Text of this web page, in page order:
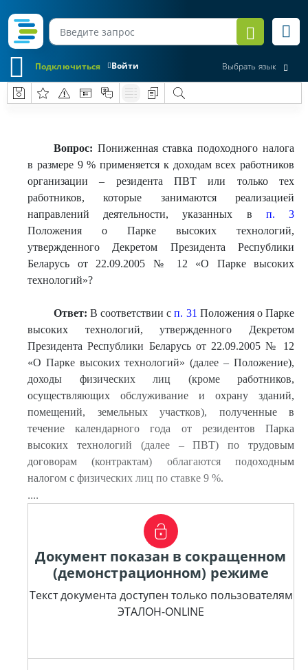
Войти
Подключиться Выбрать язык
Вопрос: Пониженная ставка подоходного налога
в размере 9 % применяется к доходам всех работников
организации – резидента ПВТ или только тех
работников, которые занимаются реализацией
направлений деятельности, указанных в п. 3
Положения о Парке высоких технологий,
утвержденного Декретом Президента Республики
Беларусь от 22.09.2005 № 12 «О Парке высоких
технологий»?
Ответ: В соответствии сп. 31 Положения о Парке
высоких технологий, утвержденного Декретом
Президента Республики Беларусь от 22.09.2005 № 12
«О Парке высоких технологий» (далее – Положение),
доходы физических лиц (кроме работников,
осуществляющих обслуживание и охрану зданий,
помещений, земельных участков), полученные в
течение календарного года от резидентов Парка
высоких технологий (далее – ПВТ) по трудовым
договорам (контрактам) облагаются подоходным
налогом с физических лиц по ставке 9 %.
....
Документ показан в сокращенном
(демонстрационном) режиме
Текст документа доступен только пользователям
ЭТАЛОН-ONLINE